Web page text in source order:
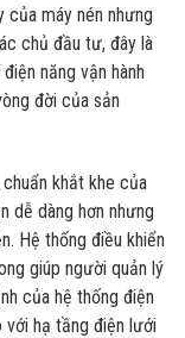
của máy nén nhưng
chủ đầu tư, đây là
năng vận hành
đời của sản
khắt khe của
dễ dàng hơn nhưng
Hệ thống điều khiển
giúp người quản lý
của hệ thống điện
hạ tầng điện lưới